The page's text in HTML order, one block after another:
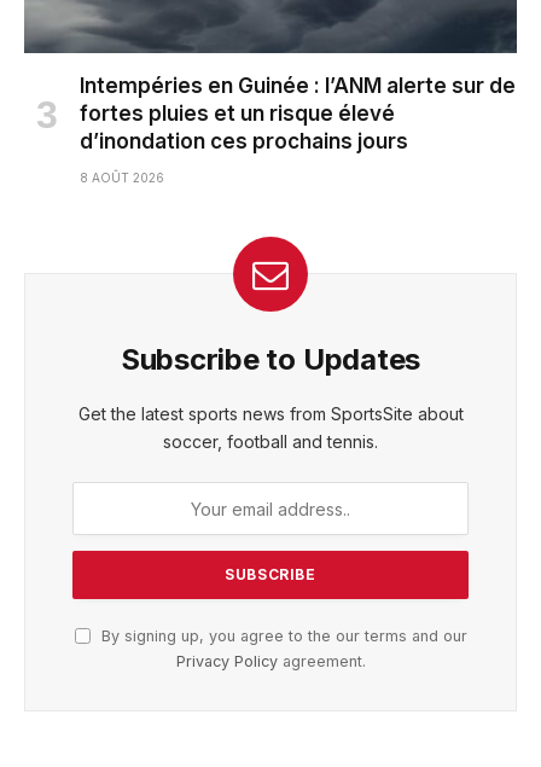
Intempéries en Guinée : l’ANM alerte sur de
fortes pluies et un risque élevé
d’inondation ces prochains jours
8 AOÛT 2026
Subscribe to Updates
Get the latest sports news from SportsSite about
soccer, football and tennis.
By signing up, you agree to the our terms and our
Privacy Policyagreement.